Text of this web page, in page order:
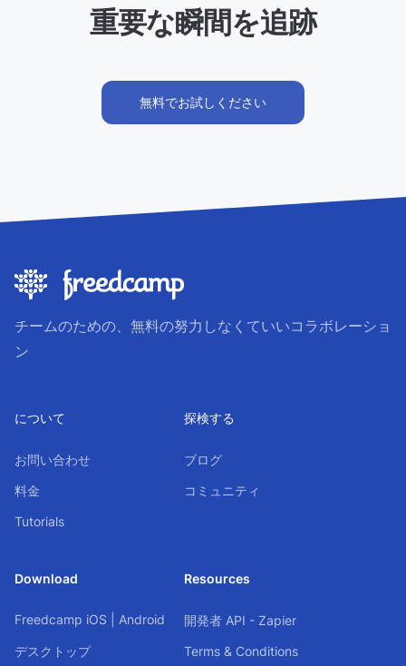
重要な瞬間を追跡
無料でお試しください
チームのための、無料の努力しなくていいコラボレーショ
ン
について
お問い合わせ
料金
Tutorials
探検する
ブログ
コミュニティ
Download
Freedcamp iOS Android
デスクトップ
Resources
開発者 API - Zapier
Terms & Conditions